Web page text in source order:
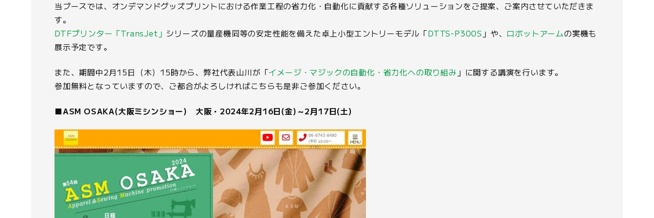
当ブースでは、オンデマンドグッズプリントにおける作業工程の省力化・自動化に貢献する各種ソリューションをご提案、ご案内させていただきま
す。
DTFプリンター「TransJet」 シリーズの量産機同等の安定性能を備えた卓上小型エントリーモデル「DTTS-P300S 」や、 ロボットアームの実機も
展示予定です。
また、期間中2月15日（木）15時から、弊社代表山川が「イメージ・マジックの自動化・省力化への取り組み 」に関する講演を行います。
参加無料となっていますので、ご都合がよろしければこちらも是非ご参加ください。
■ASM OSAKA(大阪ミシンショー) 大阪・2024年2月16日(金)～2月17日(土)